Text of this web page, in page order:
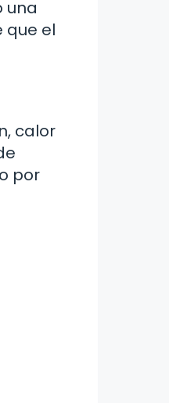
una
que el
calor
por